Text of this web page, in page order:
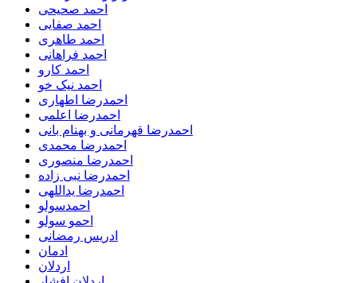
احمد صحیحی
احمد صفایی
احمد طاهری
احمد فراهانی
احمد کارو
احمد نیک خو
احمدرضا اطهاری
احمدرضا اعلمی
احمدرضا قهرمانی و بهنام بانی
احمدرضا محمدی
احمدرضا منصوری
احمدرضا نبی زاده
احمدرضا یداللهی
احمدسولو
احمو سولو
ادریس رمضانی
ادمان
اردلان